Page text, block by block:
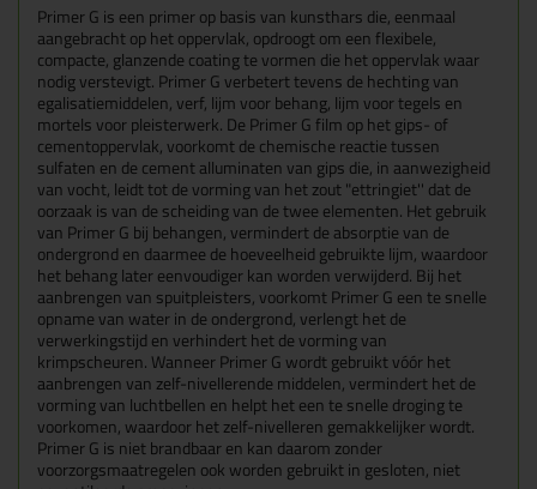
Primer G is een primer op basis van kunsthars die, eenmaal
aangebracht op het oppervlak, opdroogt om een flexibele,
compacte, glanzende coating te vormen die het oppervlak waar
nodig verstevigt. Primer G verbetert tevens de hechting van
egalisatiemiddelen, verf, lijm voor behang, lijm voor tegels en
mortels voor pleisterwerk. De Primer G film op het gips- of
cementoppervlak, voorkomt de chemische reactie tussen
sulfaten en de cement alluminaten van gips die, in aanwezigheid
van vocht, leidt tot de vorming van het zout "ettringiet'' dat de
oorzaak is van de scheiding van de twee elementen. Het gebruik
van Primer G bij behangen, vermindert de absorptie van de
ondergrond en daarmee de hoeveelheid gebruikte lijm, waardoor
het behang later eenvoudiger kan worden verwijderd. Bij het
aanbrengen van spuitpleisters, voorkomt Primer G een te snelle
opname van water in de ondergrond, verlengt het de
verwerkingstijd en verhindert het de vorming van
krimpscheuren. Wanneer Primer G wordt gebruikt vóór het
aanbrengen van zelf-nivellerende middelen, vermindert het de
vorming van luchtbellen en helpt het een te snelle droging te
voorkomen, waardoor het zelf-nivelleren gemakkelijker wordt.
Primer G is niet brandbaar en kan daarom zonder
voorzorgsmaatregelen ook worden gebruikt in gesloten, niet